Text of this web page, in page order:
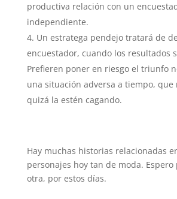
productiva relación con un
independiente.
Un estratega pendejo tratará de
encuestador, cuando los resultados
Prefieren poner en riesgo el triunfo
una situación adversa a tiempo, que
quizá la estén cagando.
Hay muchas historias relacionadas
personajes hoy tan de moda.
otra, por estos días.